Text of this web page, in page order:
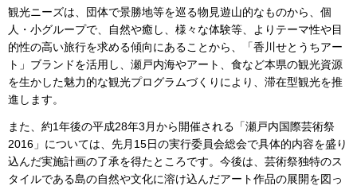
観光ニーズは、団体で景勝地等を巡る物見遊山的なものから、個
人・小グループで、自然や癒し、様々な体験等、よりテーマ性や目
的性の高い旅行を求める傾向にあることから、「香川せとうちアー
ト」ブランドを活用し、瀬戸内海やアート、食など本県の観光資源
を生かした魅力的な観光プログラムづくりにより、滞在型観光を推
進します。
また、約1年後の平成28年3月から開催される「瀬戸内国際芸術祭
2016」については、先月15日の実行委員会総会で具体的内容を盛り
込んだ実施計画の了承を得たところです。今後は、芸術祭独特のス
タイルである島の自然や文化に溶け込んだアート作品の展開を図っ